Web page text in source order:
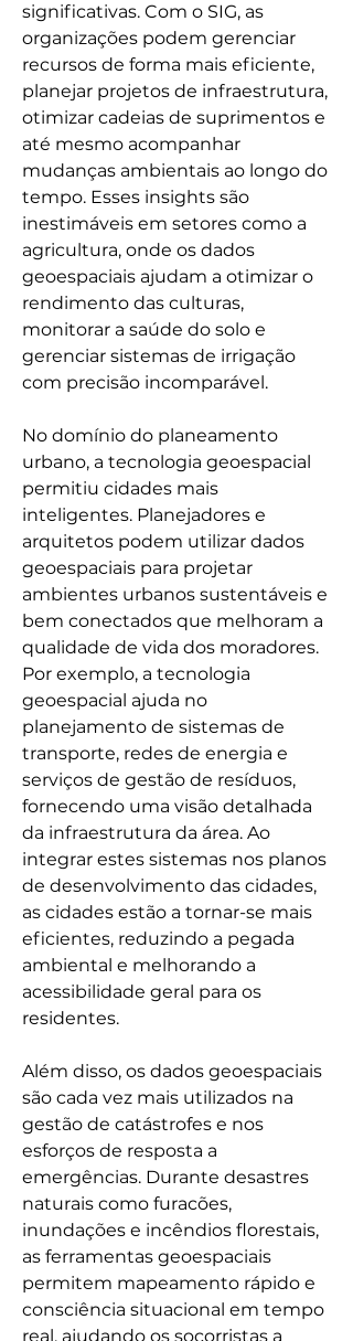
significativas. Com o SIG, as
organizações podem gerenciar
recursos de forma mais eficiente,
planejar projetos de infraestrutura,
otimizar cadeias de suprimentos e
até mesmo acompanhar
mudanças ambientais ao longo do
tempo. Esses insights são
inestimáveis em setores como a
agricultura, onde os dados
geoespaciais ajudam a otimizar o
rendimento das culturas,
monitorar a saúde do solo e
gerenciar sistemas de irrigação
com precisão incomparável.
No domínio do planeamento
urbano, a tecnologia geoespacial
permitiu cidades mais
inteligentes. Planejadores e
arquitetos podem utilizar dados
geoespaciais para projetar
ambientes urbanos sustentáveis e
bem conectados que melhoram a
qualidade de vida dos moradores.
Por exemplo, a tecnologia
geoespacial ajuda no
planejamento de sistemas de
transporte, redes de energia e
serviços de gestão de resíduos,
fornecendo uma visão detalhada
da infraestrutura da área. Ao
integrar estes sistemas nos planos
de desenvolvimento das cidades,
as cidades estão a tornar-se mais
eficientes, reduzindo a pegada
ambiental e melhorando a
acessibilidade geral para os
residentes.
Além disso, os dados geoespaciais
são cada vez mais utilizados na
gestão de catástrofes e nos
esforços de resposta a
emergências. Durante desastres
naturais como furacões,
inundações e incêndios florestais,
as ferramentas geoespaciais
permitem mapeamento rápido e
consciência situacional em tempo
real, ajudando os socorristas a